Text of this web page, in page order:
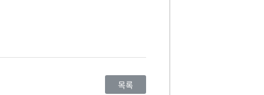
목록